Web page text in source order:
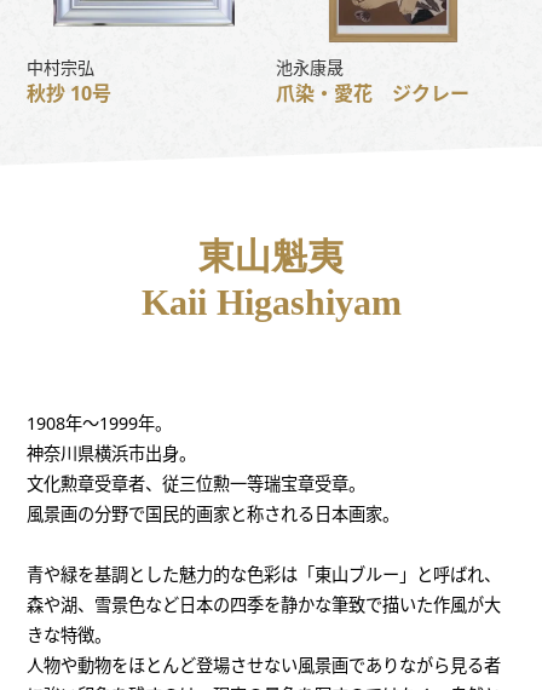
中村宗弘
秋抄 10号
池永康晟
爪染・愛花 ジクレー
東山魁夷
Kaii Higashiyam
1908年〜1999年。
神奈川県横浜市出身。
文化勲章受章者、従三位勲一等瑞宝章受章。
風景画の分野で国民的画家と称される日本画家。
青や緑を基調とした魅力的な色彩は「東山ブルー」と呼ばれ、
森や湖、雪景色など日本の四季を静かな筆致で描いた作風が大
きな特徴。
人物や動物をほとんど登場させない風景画でありながら見る者